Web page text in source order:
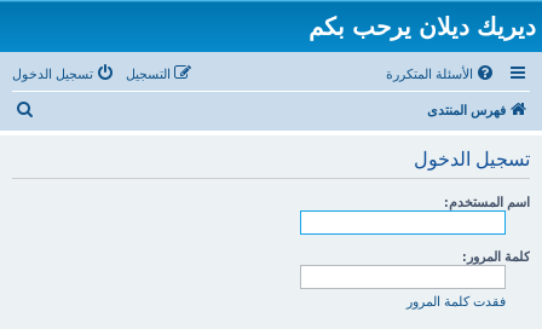
ديريك ديلان يرحب بكم
الأسئلة المتكررة تسجيل الدخول التسجيل
فهرس المنتدى
تسجيل الدخول
اسم المستخدم:
كلمة المرور:
فقدت كلمة المرور